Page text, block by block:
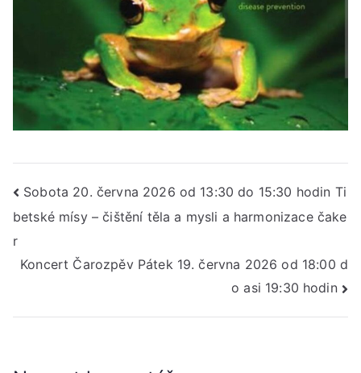
Navigace
pro
příspěvek
Sobota 20. června 2026 od 13:30 do 15:30 hodin Ti
betské mísy – čištění těla a mysli a harmonizace čake
r
Koncert Čarozpěv Pátek 19. června 2026 od 18:00 d
o asi 19:30 hodin